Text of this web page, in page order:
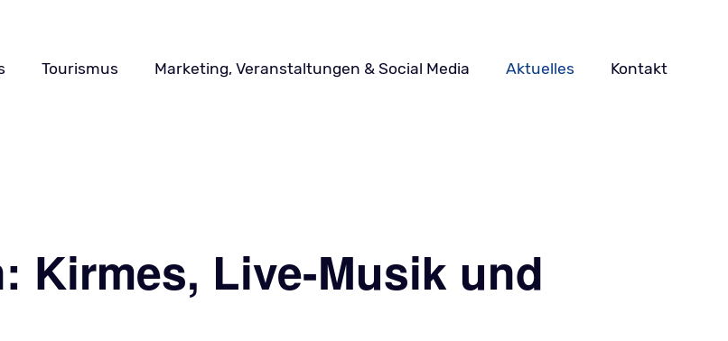
Tourismus Marketing, Veranstaltungen & Social Media Aktuelles Kontakt
Kirmes, Live-Musik und